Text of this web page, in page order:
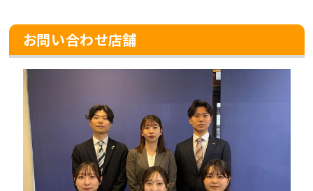
お問い合わせ店舗